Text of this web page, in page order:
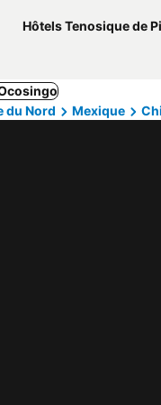
Hôtels Tenosique de
du Nord Mexique